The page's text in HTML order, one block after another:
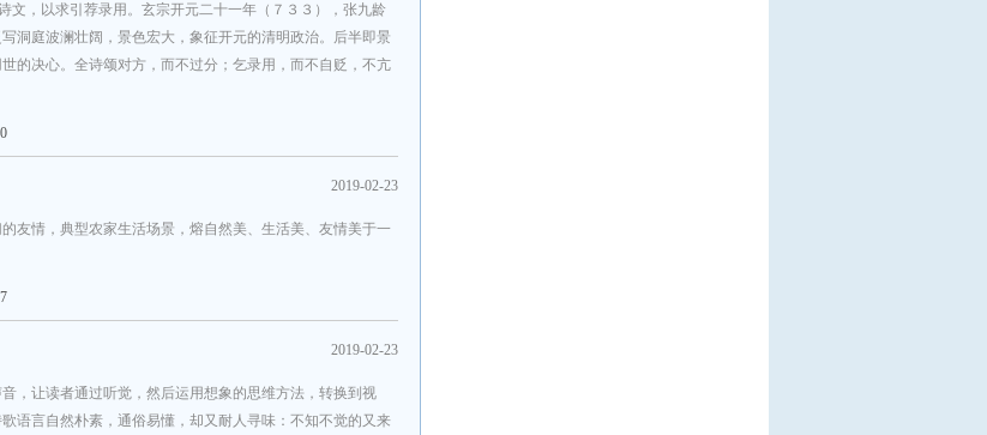
文，以求引荐录用。玄宗开元二十一年（７３３），张九龄
洞庭波澜壮阔，景色宏大，象征开元的清明政治。后半即景
的决心。全诗颂对方，而不过分；乞录用，而不自贬，不亢
2019-02-23
友情，典型农家生活场景，熔自然美、生活美、友情美于一
2019-02-23
，让读者通过听觉，然后运用想象的思维方法，转换到视
语言自然朴素，通俗易懂，却又耐人寻味：不知不觉的又来